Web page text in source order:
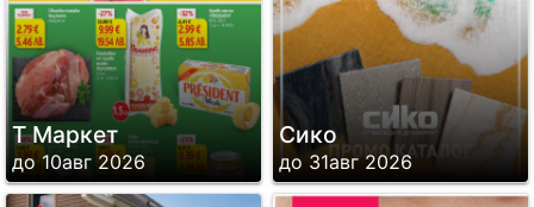
Т Маркет
до 10авг 2026
Сико
до 31авг 2026